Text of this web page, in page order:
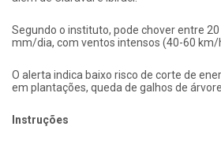
Segundo o instituto, pode chover entre
mm/dia, com ventos intensos (40-60 km/
O alerta indica baixo risco de corte de
em plantações, queda de galhos de
Instruções